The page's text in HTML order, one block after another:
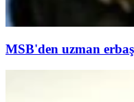
MSB'den uzman erbaş